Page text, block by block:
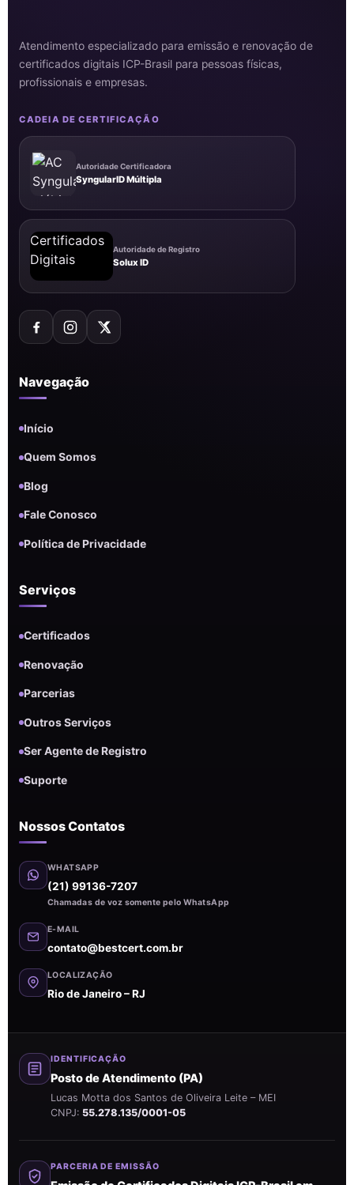
Atendimento especializado para emissão e renovação de
certificados digitais ICP-Brasil para pessoas físicas,
profissionais e empresas.
CADEIA DE CERTIFICAÇÃO
Autoridade Certificadora
SyngularID Múltipla
Autoridade de Registro
Solux ID
Navegação
Início
Quem Somos
Blog
Fale Conosco
Política de Privacidade
Serviços
Certificados
Renovação
Parcerias
Outros Serviços
Ser Agente de Registro
Suporte
Nossos Contatos
WHATSAPP
(21) 99136-7207
Chamadas de voz somente pelo WhatsApp
E-MAIL
contato@bestcert.com.br
LOCALIZAÇÃO
Rio de Janeiro – RJ
IDENTIFICAÇÃO
Posto de Atendimento (PA)
Lucas Motta dos Santos de Oliveira Leite – MEI
CNPJ: 55.278.135/0001-05
PARCERIA DE EMISSÃO